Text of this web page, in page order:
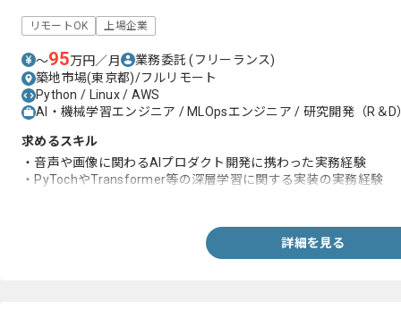
リモートOK 上場企業
〜95万円／月 業務委託(フリーランス)
築地市場(東京都)/フルリモート
Python / Linux / AWS
AI・機械学習エンジニア / MLOpsエンジニア / 研究開発（R＆
求めるスキル
・音声や画像に関わるAIプロダクト開発に携わった実務経験
・PyTochやTransformer等の深層学習に関する実装の実務経験
詳細を見る